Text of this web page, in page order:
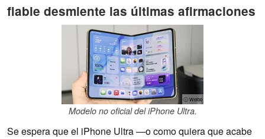
fiable desmiente las últimas afirmaciones
ⓘ Weibo
Modelo no oficial del iPhone Ultra.
Se espera que el iPhone Ultra —o como quiera que acabe